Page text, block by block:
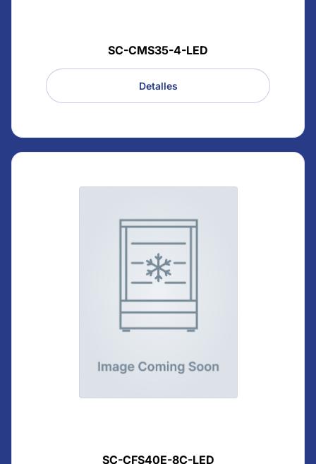
SC-CMS35-4-LED
Detalles
SC-CFS40E-8C-LED